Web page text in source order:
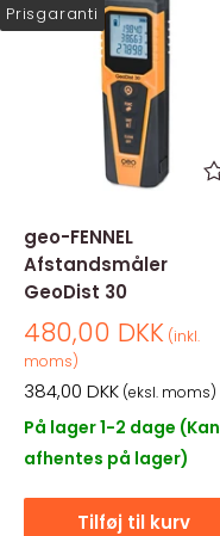
Prisgaranti
geo-FENNEL
Afstandsmåler
GeoDist 30
Salgspris
480,00 DKK (inkl.
moms)
Salgspris
384,00 DKK (eksl. moms)
På lager 1-2 dage (Kan
afhentes på lager)
Tilføj til kurv